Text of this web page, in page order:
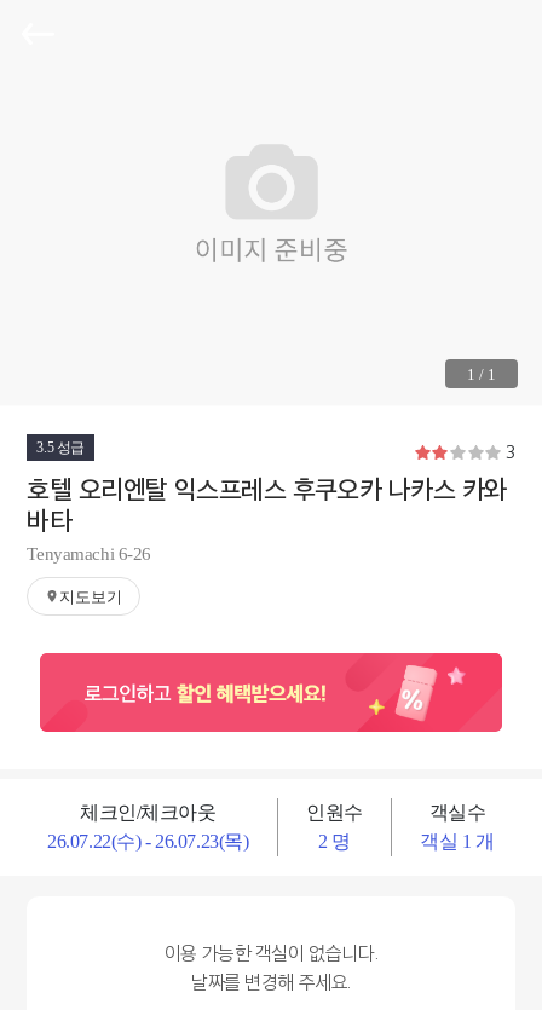
1 / 1
3.5 성급 3
호텔 오리엔탈 익스프레스 후쿠오카 나카스 카와
바타
Tenyamachi 6-26
지도보기
체크인/체크아웃
26.07.22(수) - 26.07.23(목)
인원수
2 명
객실수
객실 1 개
이용 가능한 객실이 없습니다.
날짜를 변경해 주세요.